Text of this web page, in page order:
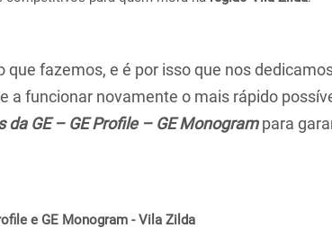
que fazemos, e é por isso que nos
a funcionar novamente o mais rápido
da GE – GE Profile – GE Monogrampara
e GE Monogram - Vila Zilda